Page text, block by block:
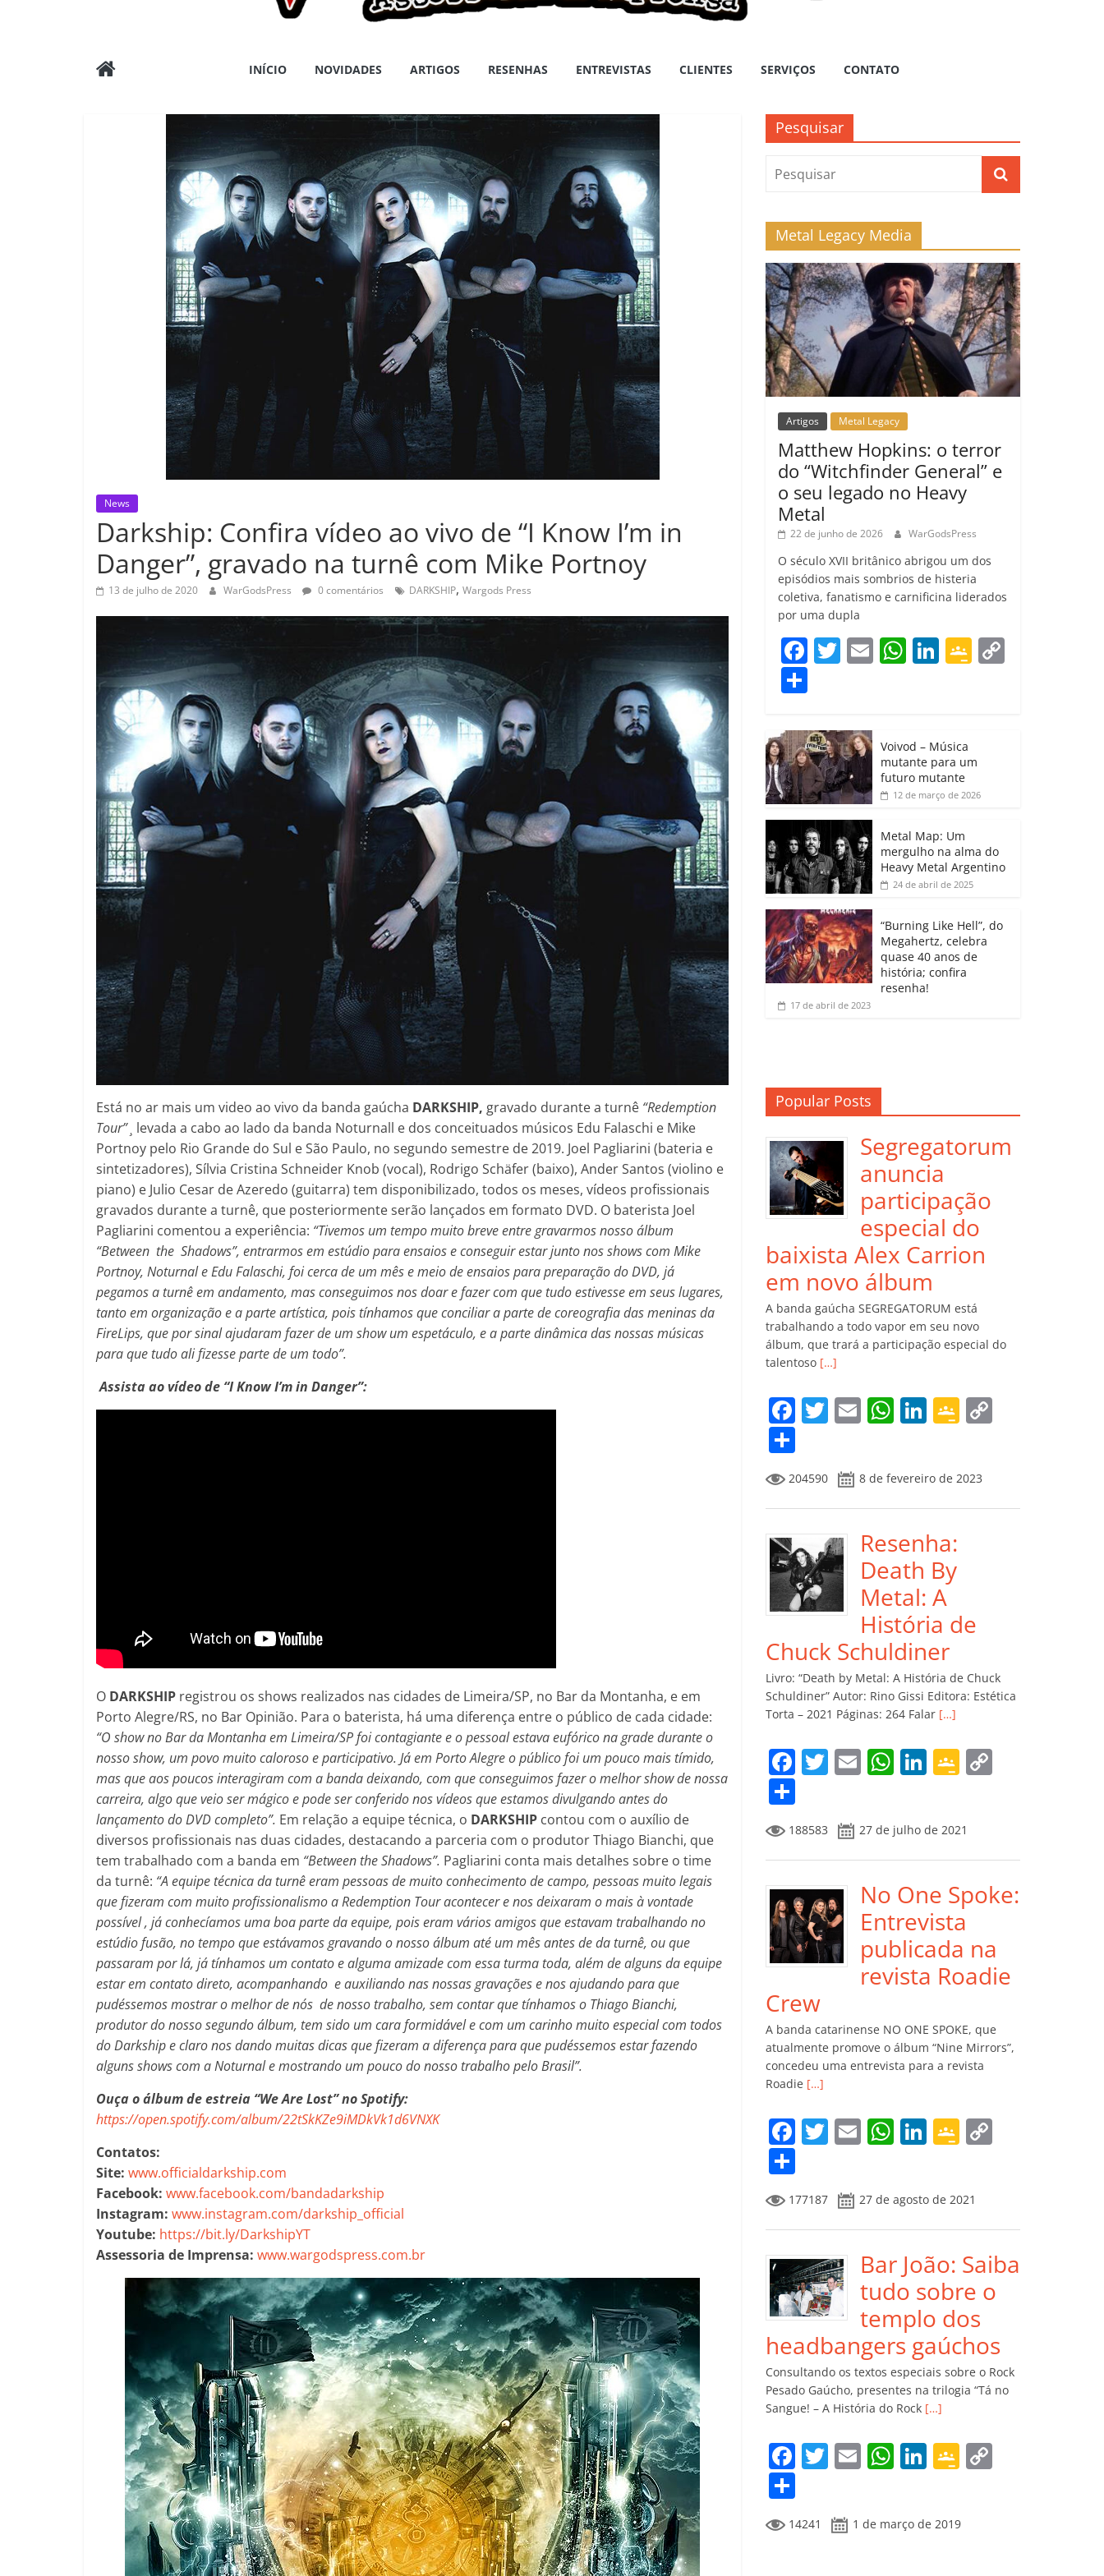
Wargods
Press
INÍCIO NOVIDADES ARTIGOS RESENHAS ENTREVISTAS CLIENTES SERVIÇOS CONTATO
News
Darkship: Confira vídeo ao vivo de “I Know I’m in
Danger”, gravado na turnê com Mike Portnoy
13 de julho de 2020 WarGodsPress 0 comentários DARKSHIP, Wargods Press
Está no ar mais um video ao vivo da banda gaúcha DARKSHIP, gravado durante a turnê “Redemption
Tour” ¸ levada a cabo ao lado da banda Noturnall e dos conceituados músicos Edu Falaschi e Mike
Portnoy pelo Rio Grande do Sul e São Paulo, no segundo semestre de 2019. Joel Pagliarini (bateria e
sintetizadores), Sílvia Cristina Schneider Knob (vocal), Rodrigo Schäfer (baixo), Ander Santos (violino e
piano) e Julio Cesar de Azeredo (guitarra) tem disponibilizado, todos os meses, vídeos profissionais
gravados durante a turnê, que posteriormente serão lançados em formato DVD. O baterista Joel
Pagliarini comentou a experiência: “Tivemos um tempo muito breve entre gravarmos nosso álbum
“Between the Shadows”, entrarmos em estúdio para ensaios e conseguir estar junto nos shows com Mike
Portnoy, Noturnal e Edu Falaschi, foi cerca de um mês e meio de ensaios para preparação do DVD, já
pegamos a turnê em andamento, mas conseguimos nos doar e fazer com que tudo estivesse em seus lugares,
tanto em organização e a parte artística, pois tínhamos que conciliar a parte de coreografia das meninas da
FireLips, que por sinal ajudaram fazer de um show um espetáculo, e a parte dinâmica das nossas músicas
para que tudo ali fizesse parte de um todo”.
Assista ao vídeo de “I Know I’m in Danger”:
O DARKSHIP registrou os shows realizados nas cidades de Limeira/SP, no Bar da Montanha, e em
Porto Alegre/RS, no Bar Opinião. Para o baterista, há uma diferença entre o público de cada cidade:
“O show no Bar da Montanha em Limeira/SP foi contagiante e o pessoal estava eufórico na grade durante o
nosso show, um povo muito caloroso e participativo. Já em Porto Alegre o público foi um pouco mais tímido,
mas que aos poucos interagiram com a banda deixando, com que conseguimos fazer o melhor show de nossa
carreira, algo que veio ser mágico e pode ser conferido nos vídeos que estamos divulgando antes do
lançamento do DVD completo”. Em relação a equipe técnica, o DARKSHIP contou com o auxílio de
diversos profissionais nas duas cidades, destacando a parceria com o produtor Thiago Bianchi, que
tem trabalhado com a banda em “Between the Shadows”. Pagliarini conta mais detalhes sobre o time
da turnê: “A equipe técnica da turnê eram pessoas de muito conhecimento de campo, pessoas muito legais
que fizeram com muito profissionalismo a Redemption Tour acontecer e nos deixaram o mais à vontade
possível , já conhecíamos uma boa parte da equipe, pois eram vários amigos que estavam trabalhando no
estúdio fusão, no tempo que estávamos gravando o nosso álbum até um mês antes de da turnê, ou que
passaram por lá, já tínhamos um contato e alguma amizade com essa turma toda, além de alguns da equipe
estar em contato direto, acompanhando e auxiliando nas nossas gravações e nos ajudando para que
pudéssemos mostrar o melhor de nós de nosso trabalho, sem contar que tínhamos o Thiago Bianchi,
produtor do nosso segundo álbum, tem sido um cara formidável e com um carinho muito especial com todos
do Darkship e claro nos dando muitas dicas que fizeram a diferença para que pudéssemos estar fazendo
alguns shows com a Noturnal e mostrando um pouco do nosso trabalho pelo Brasil”.
Ouça o álbum de estreia “We Are Lost” no Spotify:
https://open.spotify.com/album/22tSkKZe9iMDkVk1d6VNXK
Contatos:
Site: www.officialdarkship.com
Facebook: www.facebook.com/bandadarkship
Instagram: www.instagram.com/darkship_official
Youtube: https://bit.ly/DarkshipYT
Assessoria de Imprensa: www.wargodspress.com.br
Pesquisar
Metal Legacy Media
Artigos Metal Legacy
Matthew Hopkins: o terror
do “Witchfinder General” e
o seu legado no Heavy
Metal
22 de junho de 2026 WarGodsPress
O século XVII britânico abrigou um dos
episódios mais sombrios de histeria
coletiva, fanatismo e carnificina liderados
por uma dupla
F
e
b
o
o
k
T
er
E W
A
p
p
Li
dI
n
G
e
a
ro
o
m
m
p
ar
til
h
ar
Voivod – Música
mutante para um
futuro mutante
12 de março de 2026
Metal Map: Um
mergulho na alma do
Heavy Metal Argentino
24 de abril de 2025
“Burning Like Hell”, do
Megahertz, celebra
quase 40 anos de
história; confira
resenha!
17 de abril de 2023
Popular Posts
Segregatorum
anuncia
participação
especial do
baixista Alex Carrion
em novo álbum
A banda gaúcha SEGREGATORUM está
trabalhando a todo vapor em seu novo
álbum, que trará a participação especial do
talentoso […]
F
e
b
o
o
k
T
itt
er
E
l
W
s
A
p
p
Li
e
dI
n
G
gl
e
ro
m
Li
o
m
p
ar
til
h
ar
204590 8 de fevereiro de 2023
Resenha:
Death By
Metal: A
História de
Chuck Schuldiner
Livro: “Death by Metal: A História de Chuck
Schuldiner” Autor: Rino Gissi Editora: Estética
Torta – 2021 Páginas: 264 Falar […]
F
e
b
o
o
k
T
itt
er
E
l
W
s
A
p
p
Li
e
dI
n
G
gl
e
Cl
a
ss
ro
m
Li
n
o
m
p
ar
til
h
ar
188583 27 de julho de 2021
No One Spoke:
Entrevista
publicada na
revista Roadie
Crew
A banda catarinense NO ONE SPOKE, que
atualmente promove o álbum “Nine Mirrors”,
concedeu uma entrevista para a revista
Roadie […]
F
e
b
o
o
k
T
itt
er
E
l
W
s
A
p
p
Li
e
dI
n
G
gl
e
Cl
a
ss
ro
o
m
Li
n
k
o
m
p
ar
til
h
ar
177187 27 de agosto de 2021
Bar João: Saiba
tudo sobre o
templo dos
headbangers gaúchos
Consultando os textos especiais sobre o Rock
Pesado Gaúcho, presentes na trilogia “Tá no
Sangue! – A História do Rock […]
F
e
T
itt
er
E
l
W
s
Li
e
G
gl
o
m
14241 1 de março de 2019